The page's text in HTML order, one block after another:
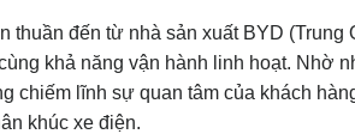
thuần đến từ nhà sản xuất BYD (Trung
khả năng vận hành linh hoạt. Nhờ
chiếm lĩnh sự quan tâm của khách
khúc xe điện.